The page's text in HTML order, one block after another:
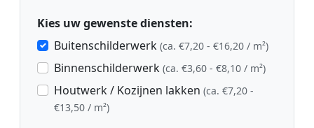
Kies uw gewenste diensten:
Buitenschilderwerk (ca. €7,20 - €16,20 / m²)
Binnenschilderwerk (ca. €3,60 - €8,10 / m²)
Houtwerk / Kozijnen lakken (ca. €7,20 -
€13,50 / m²)